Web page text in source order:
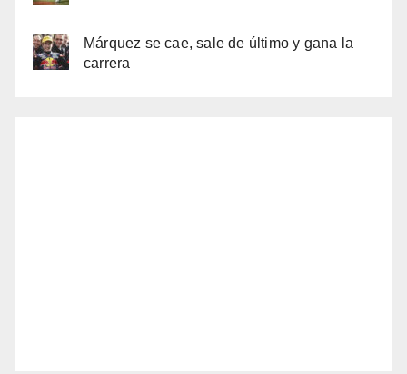
Márquez se cae, sale de último y gana la
carrera